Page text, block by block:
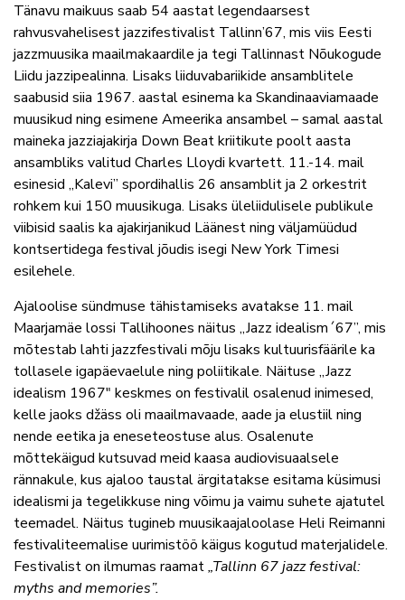
Tänavu maikuus saab 54 aastat legendaarsest
rahvusvahelisest jazzifestivalist Tallinn’67, mis viis Eesti
jazzmuusika maailmakaardile ja tegi Tallinnast Nõukogude
Liidu jazzipealinna. Lisaks liiduvabariikide ansamblitele
saabusid siia 1967. aastal esinema ka Skandinaaviamaade
muusikud ning esimene Ameerika ansambel – samal aastal
maineka jazziajakirja Down Beat kriitikute poolt aasta
ansambliks valitud Charles Lloydi kvartett. 11.-14. mail
esinesid „Kalevi” spordihallis 26 ansamblit ja 2 orkestrit
rohkem kui 150 muusikuga. Lisaks üleliidulisele publikule
viibisid saalis ka ajakirjanikud Läänest ning väljamüüdud
kontsertidega festival jõudis isegi New York Timesi
esilehele.
Ajaloolise sündmuse tähistamiseks avatakse 11. mail
Maarjamäe lossi Tallihoones näitus „Jazz idealism´67”, mis
mõtestab lahti jazzfestivali mõju lisaks kultuurisfäärile ka
tollasele igapäevaelule ning poliitikale. Näituse „Jazz
idealism 1967″ keskmes on festivalil osalenud inimesed,
kelle jaoks džäss oli maailmavaade, aade ja elustiil ning
nende eetika ja eneseteostuse alus. Osalenute
mõttekäigud kutsuvad meid kaasa audiovisuaalsele
rännakule, kus ajaloo taustal ärgitatakse esitama küsimusi
idealismi ja tegelikkuse ning võimu ja vaimu suhete ajatutel
teemadel. Näitus tugineb muusikaajaloolase Heli Reimanni
festivaliteemalise uurimistöö käigus kogutud materjalidele.
Festivalist on ilmumas raamat„Tallinn 67 jazz festival:
myths and memories”.